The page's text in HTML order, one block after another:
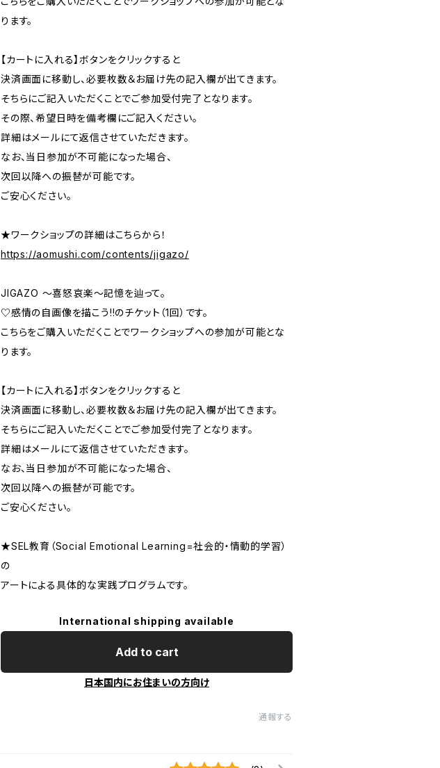
ります。
【カートに入れる】ボタンをクリックすると
決済画面に移動し、必要枚数＆お届け先の記入欄が出てきます。
そちらにご記入いただくことでご参加受付完了となります。
その際、希望日時を備考欄にご記入ください。
詳細はメールにて返信させていただきます。
なお、当日参加が不可能になった場合、
次回以降への振替が可能です。
ご安心ください。
★ワークショップの詳細はこちらから！
https://aomushi.com/contents/jigazo/
JIGAZO 〜喜怒哀楽〜記憶を辿って。
♡感情の自画像を描こう!!のチケット（1回）です。
こちらをご購入いただくことでワークショップへの参加が可能とな
ります。
【カートに入れる】ボタンをクリックすると
決済画面に移動し、必要枚数＆お届け先の記入欄が出てきます。
そちらにご記入いただくことでご参加受付完了となります。
詳細はメールにて返信させていただきます。
なお、当日参加が不可能になった場合、
次回以降への振替が可能です。
ご安心ください。
★SEL教育（Social Emotional Learning=社会的・情動的学習）
の
アートによる具体的な実践プログラムです。
International shipping available
Add to cart
日本国内にお住まいの方向け
通報する